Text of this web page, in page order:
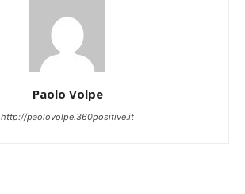
Paolo Volpe
http://paolovolpe.360positive.it